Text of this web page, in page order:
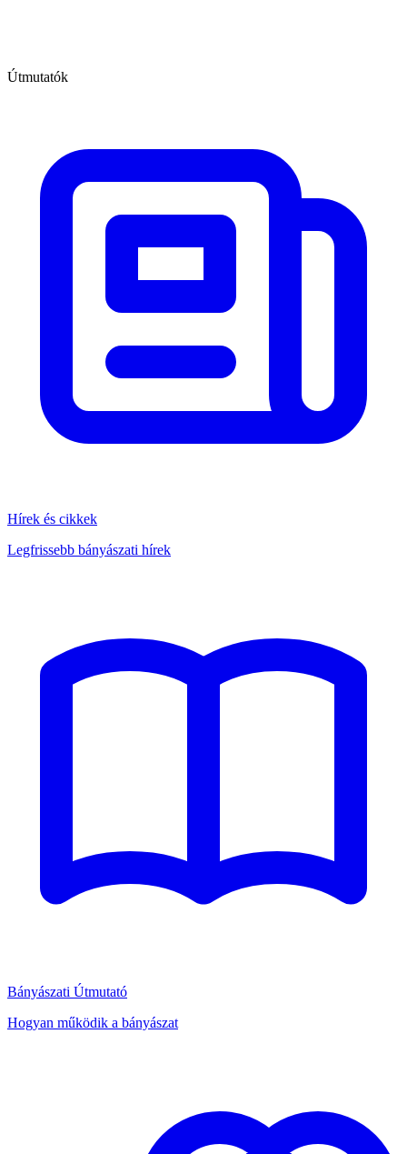
Útmutatók
Hírek és cikkek
Legfrissebb bányászati hírek
Bányászati Útmutató
Hogyan működik a bányászat